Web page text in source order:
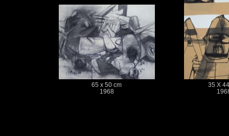
65 x 50 cm
1968
35 X